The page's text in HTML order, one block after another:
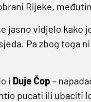
Rijeke,
jasno vidjelo kako
Pa zbog toga
i Duje Čop–
pucati ili ubaciti